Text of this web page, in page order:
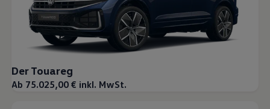
Der Touareg
Ab 75.025,00 € inkl. MwSt.